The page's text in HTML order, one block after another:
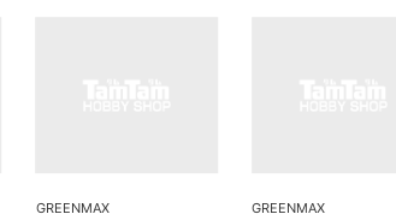
GREENMAX GREENMAX